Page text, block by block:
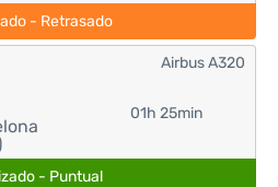
- Retrasado
01h 25min
Airbus A320
- Puntual